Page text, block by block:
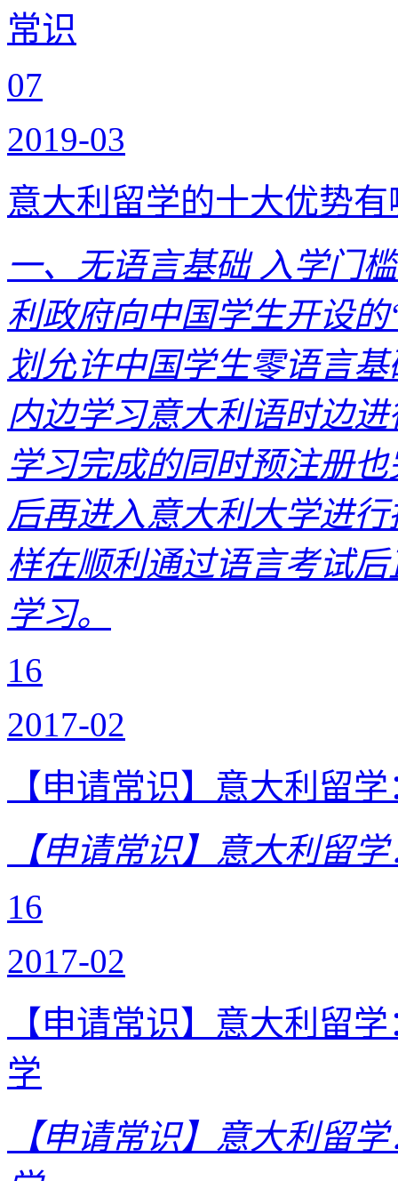
常识
07
2019-03
意大利留学的十大优势
一、无语言基础 入学门
利政府向中国学生开设
划允许中国学生零语言
内边学习意大利语时边
学习完成的同时预注册
后再进入意大利大学进
样在顺利通过语言考试
学习。
16
2017-02
【申请常识】意大利留
【申请常识】意大利留
16
2017-02
【申请常识】意大利留
学
【申请常识】意大利留